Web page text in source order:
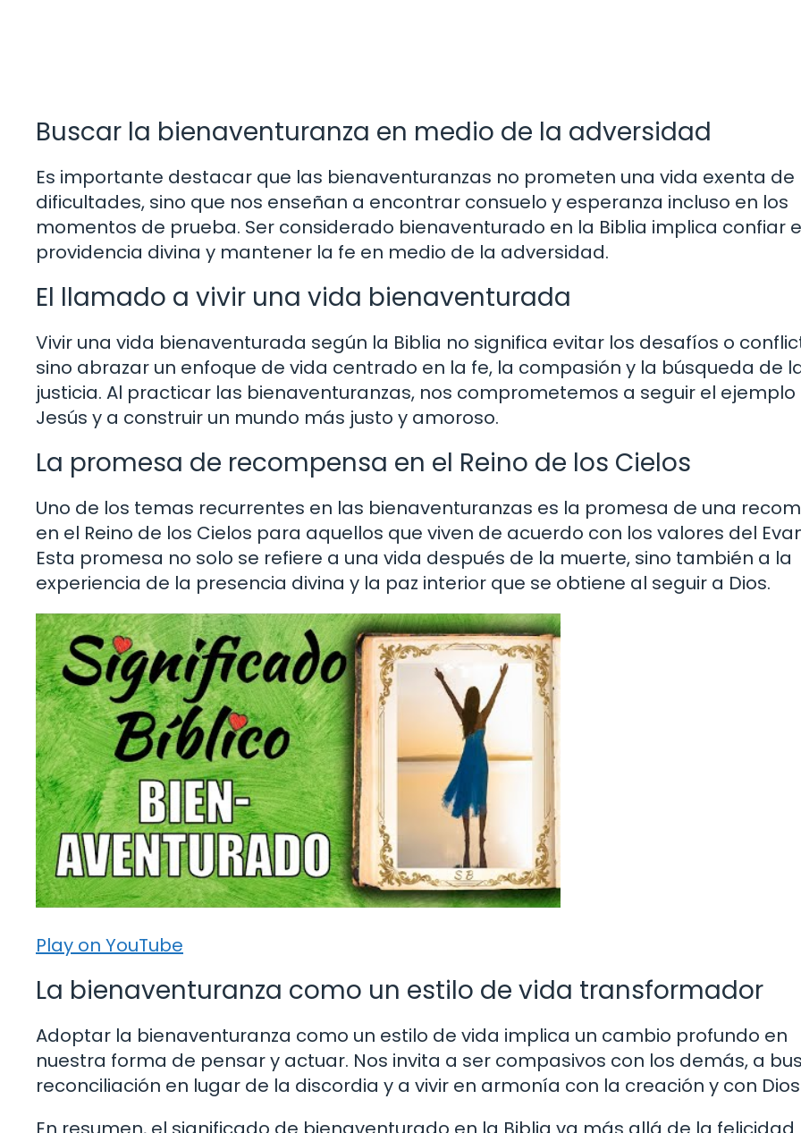
Buscar la bienaventuranza en medio de la adversidad
Es importante destacar que las bienaventuranzas no prometen una vida exenta de
dificultades, sino que nos enseñan a encontrar consuelo y esperanza incluso en los
momentos de prueba. Ser considerado bienaventurado en la Biblia implica confiar
providencia divina y mantener la fe en medio de la adversidad.
El llamado a vivir una vida bienaventurada
Vivir una vida bienaventurada según la Biblia no significa evitar los desafíos o
sino abrazar un enfoque de vida centrado en la fe, la compasión y la búsqueda de
justicia. Al practicar las bienaventuranzas, nos comprometemos a seguir el ejemplo
Jesús y a construir un mundo más justo y amoroso.
La promesa de recompensa en el Reino de los Cielos
Uno de los temas recurrentes en las bienaventuranzas es la promesa de una
en el Reino de los Cielos para aquellos que viven de acuerdo con los valores del
Esta promesa no solo se refiere a una vida después de la muerte, sino también a la
experiencia de la presencia divina y la paz interior que se obtiene al seguir a Dios.
Play on YouTube
La bienaventuranza como un estilo de vida transformador
Adoptar la bienaventuranza como un estilo de vida implica un cambio profundo en
nuestra forma de pensar y actuar. Nos invita a ser compasivos con los demás, a
reconciliación en lugar de la discordia y a vivir en armonía con la creación y con